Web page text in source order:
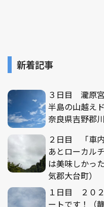
新着記事
３日目 瀧原
半島の山越え
奈良県吉野郡川
２日目 「車
あとローカル
は美味しかっ
気郡大台町）
１日目 ２０
ートです！（